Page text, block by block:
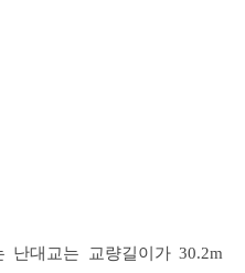
난대교는 교량길이가 30.2m